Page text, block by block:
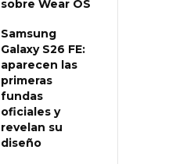
sobre Wear OS
Samsung
Galaxy S26 FE:
aparecen las
primeras
fundas
oficiales y
revelan su
diseño